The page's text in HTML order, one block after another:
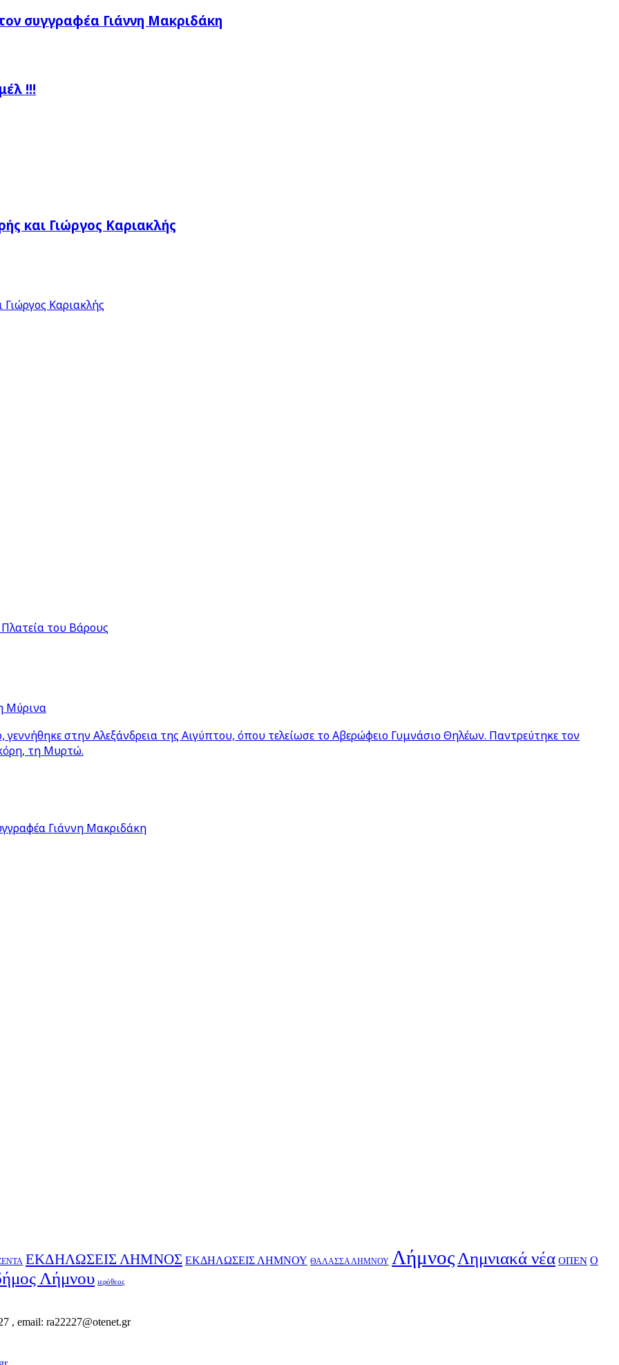
συγγραφέα Γιάννη Μακριδάκη
!!!
και Γιώργος Καριακλής
Καριακλής
του Βάρους
Μύρινα
στην Αλεξάνδρεια της Αιγύπτου, όπου τελείωσε το Αβερώφειο Γυμνάσιο Θηλέων. Παντρεύτηκε τον
τη Μυρτώ.
Γιάννη Μακριδάκη
ΕΚΔΗΛΩΣΕΙΣ ΛΗΜΝΟΣ ΕΚΔΗΛΩΣΕΙΣ ΛΗΜΝΟΥ ΘΑΛΑΣΣΑ ΛΗΜΝΟΥ ΛήμνοςΛημνιακά νέα ΟΠΕΝ Ο
Λήμνου ιερόθεος
email: ra22227@otenet.gr